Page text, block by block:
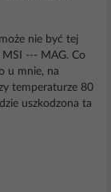
nie być tej
MSI --- MAG. Co
u mnie, na
temperaturze 80
uszkodzona ta